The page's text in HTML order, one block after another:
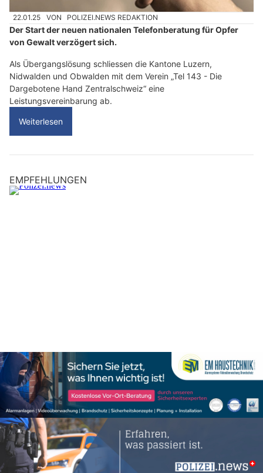
22.01.25 VON POLIZEI.NEWS REDAKTION
Der Start der neuen nationalen Telefonberatung für Opfer
von Gewalt verzögert sich.
Als Übergangslösung schliessen die Kantone Luzern,
Nidwalden und Obwalden mit dem Verein „Tel 143 - Die
Dargebotene Hand Zentralschweiz“ eine
Leistungsvereinbarung ab.
Weiterlesen
EMPFEHLUNGEN